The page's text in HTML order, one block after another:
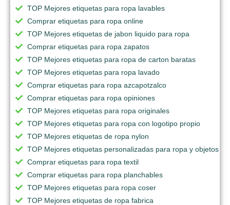
TOP Mejores etiquetas para ropa lavables
Comprar etiquetas para ropa online
TOP Mejores etiquetas de jabon liquido para ropa
Comprar etiquetas para ropa zapatos
TOP Mejores etiquetas para ropa de carton baratas
TOP Mejores etiquetas para ropa lavado
Comprar etiquetas para ropa azcapotzalco
Comprar etiquetas para ropa opiniones
TOP Mejores etiquetas para ropa originales
TOP Mejores etiquetas para ropa con logotipo propio
TOP Mejores etiquetas de ropa nylon
TOP Mejores etiquetas personalizadas para ropa y objetos
Comprar etiquetas para ropa textil
Comprar etiquetas para ropa planchables
TOP Mejores etiquetas para ropa coser
TOP Mejores etiquetas de ropa fabrica